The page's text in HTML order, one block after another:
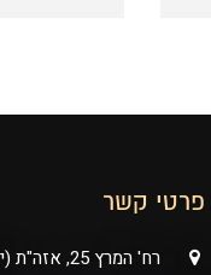
פרטי קשר
רח' המרץ 25, אזה"ת (ישן) ראש העין 48017